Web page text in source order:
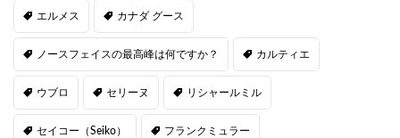
エルメス カナダ グース
ノースフェイスの最高峰は何ですか？ カルティエ
ウブロ セリーヌ リシャールミル
セイコー（Seiko） フランクミュラー